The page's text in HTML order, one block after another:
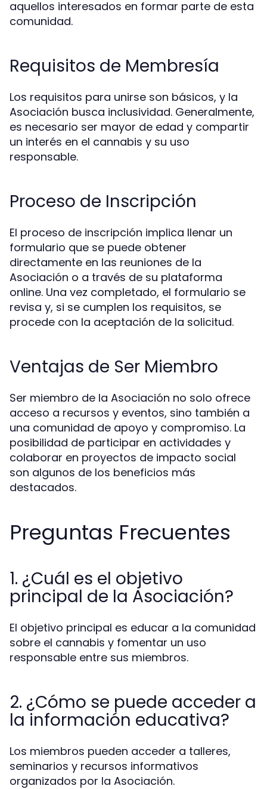
aquellos interesados en formar parte de esta
comunidad.
Requisitos de Membresía
Los requisitos para unirse son básicos, y la
Asociación busca inclusividad. Generalmente,
es necesario ser mayor de edad y compartir
un interés en el cannabis y su uso
responsable.
Proceso de Inscripción
El proceso de inscripción implica llenar un
formulario que se puede obtener
directamente en las reuniones de la
Asociación o a través de su plataforma
online. Una vez completado, el formulario se
revisa y, si se cumplen los requisitos, se
procede con la aceptación de la solicitud.
Ventajas de Ser Miembro
Ser miembro de la Asociación no solo ofrece
acceso a recursos y eventos, sino también a
una comunidad de apoyo y compromiso. La
posibilidad de participar en actividades y
colaborar en proyectos de impacto social
son algunos de los beneficios más
destacados.
Preguntas Frecuentes
1. ¿Cuál es el objetivo
principal de la Asociación?
El objetivo principal es educar a la comunidad
sobre el cannabis y fomentar un uso
responsable entre sus miembros.
2. ¿Cómo se puede acceder a
la información educativa?
Los miembros pueden acceder a talleres,
seminarios y recursos informativos
organizados por la Asociación.